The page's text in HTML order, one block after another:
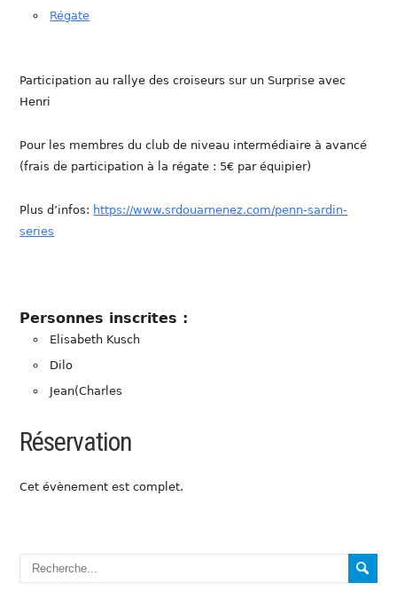
Régate
Participation au rallye des croiseurs sur un Surprise avec
Henri
Pour les membres du club de niveau intermédiaire à avancé
(frais de participation à la régate : 5€ par équipier)
Plus d’infos: https://www.srdouarnenez.com/penn-sardin-
series
Personnes inscrites :
Elisabeth Kusch
Dilo
Jean(Charles
Réservation
Cet évènement est complet.